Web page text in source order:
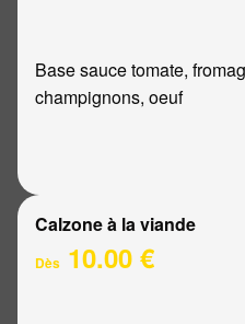
Base sauce tomate,
champignons, oeuf
Calzone à la viande
Dès 10.00 €